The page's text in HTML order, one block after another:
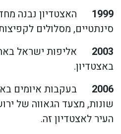
1999 האצטדיון נבנה
סינתטיים, מסלולים
2003 אליפות ישראל
באצטדיון.
2006 בעקבות איומים
שונות, מצעד הגאווה של
העיר לאצטדיון זה.